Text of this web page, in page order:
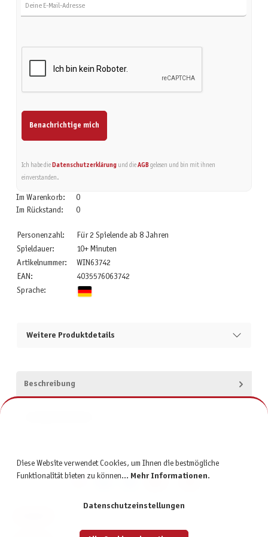
Benachrichtige mich
Ich habe die Datenschutzerklärungund die AGBgelesen und bin mit ihnen
einverstanden.
Im Warenkorb:
0
Im Rückstand:
0
Personenzahl:
Für 2 Spielende ab 8 Jahren
Spieldauer:
10+ Minuten
Artikelnummer:
WIN63742
EAN:
4035576063742
Sprache:
Weitere Produktdetails
Beschreibung
Diese Website verwendet Cookies, um Ihnen die bestmögliche
Funktionalität bieten zu können... Mehr Informationen.
Datenschutzeinstellungen